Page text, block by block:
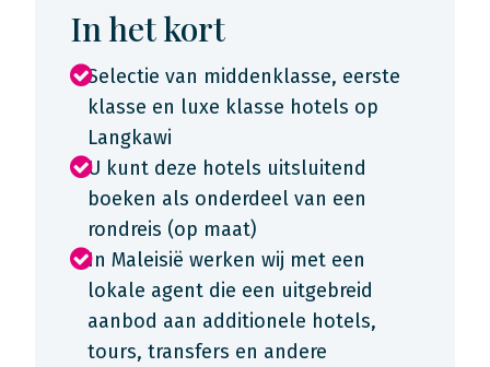
In het kort
Selectie van middenklasse, eerste
klasse en luxe klasse hotels op
Langkawi
U kunt deze hotels uitsluitend
boeken als onderdeel van een
rondreis (op maat)
In Maleisië werken wij met een
lokale agent die een uitgebreid
aanbod aan additionele hotels,
tours, transfers en andere